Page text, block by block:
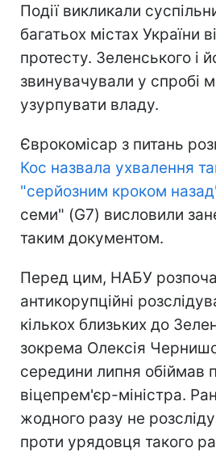
Події викликали
багатьох містах України
протесту. Зеленського і
звинувачували у спробі
узурпувати владу.
Єврокомісар з питань
Кос назвала ухвалення
"серйозним кроком
семи" (G7) висловили
таким документом.
Перед цим, НАБУ
антикорупційні
кількох близьких до
зокрема Олексія
середини липня обіймав
віцепрем'єр-міністра.
жодного разу не
проти урядовця такого